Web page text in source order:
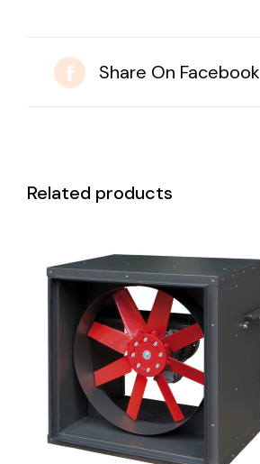
Share On Facebook
Related products
DETAILS